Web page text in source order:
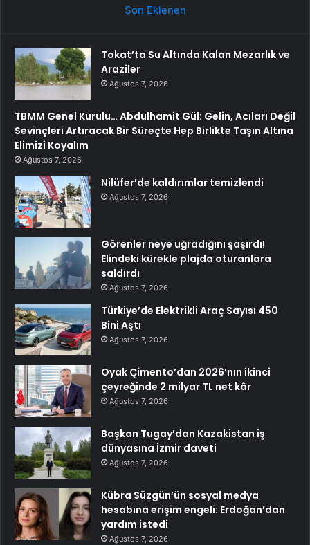
Son Eklenen
Tokat’ta Su Altında Kalan Mezarlık ve
Araziler
Ağustos 7, 2026
TBMM Genel Kurulu… Abdulhamit Gül: Gelin, Acıları Değil
Sevinçleri Artıracak Bir Süreçte Hep Birlikte Taşın Altına
Elimizi Koyalım
Ağustos 7, 2026
Nilüfer’de kaldırımlar temizlendi
Ağustos 7, 2026
Görenler neye uğradığını şaşırdı!
Elindeki kürekle plajda oturanlara
saldırdı
Ağustos 7, 2026
Türkiye’de Elektrikli Araç Sayısı 450
Bini Aştı
Ağustos 7, 2026
Oyak Çimento’dan 2026’nın ikinci
çeyreğinde 2 milyar TL net kâr
Ağustos 7, 2026
Başkan Tugay’dan Kazakistan iş
dünyasına İzmir daveti
Ağustos 7, 2026
Kübra Süzgün’ün sosyal medya
hesabına erişim engeli: Erdoğan’dan
yardım istedi
Ağustos 7, 2026